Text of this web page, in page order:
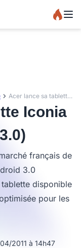
Acer lance sa tablette Iconia Tab A500 (Android 3.0)
Iconia
français de
3.0
disponible
pour les
2011 à 14h47